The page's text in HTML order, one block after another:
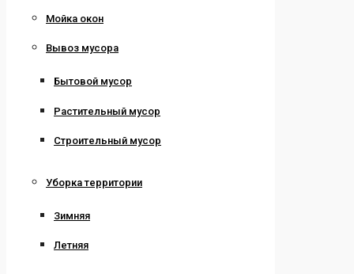
Мойка окон
Вывоз мусора
Бытовой мусор
Растительный мусор
Строительный мусор
Уборка территории
Зимняя
Летняя